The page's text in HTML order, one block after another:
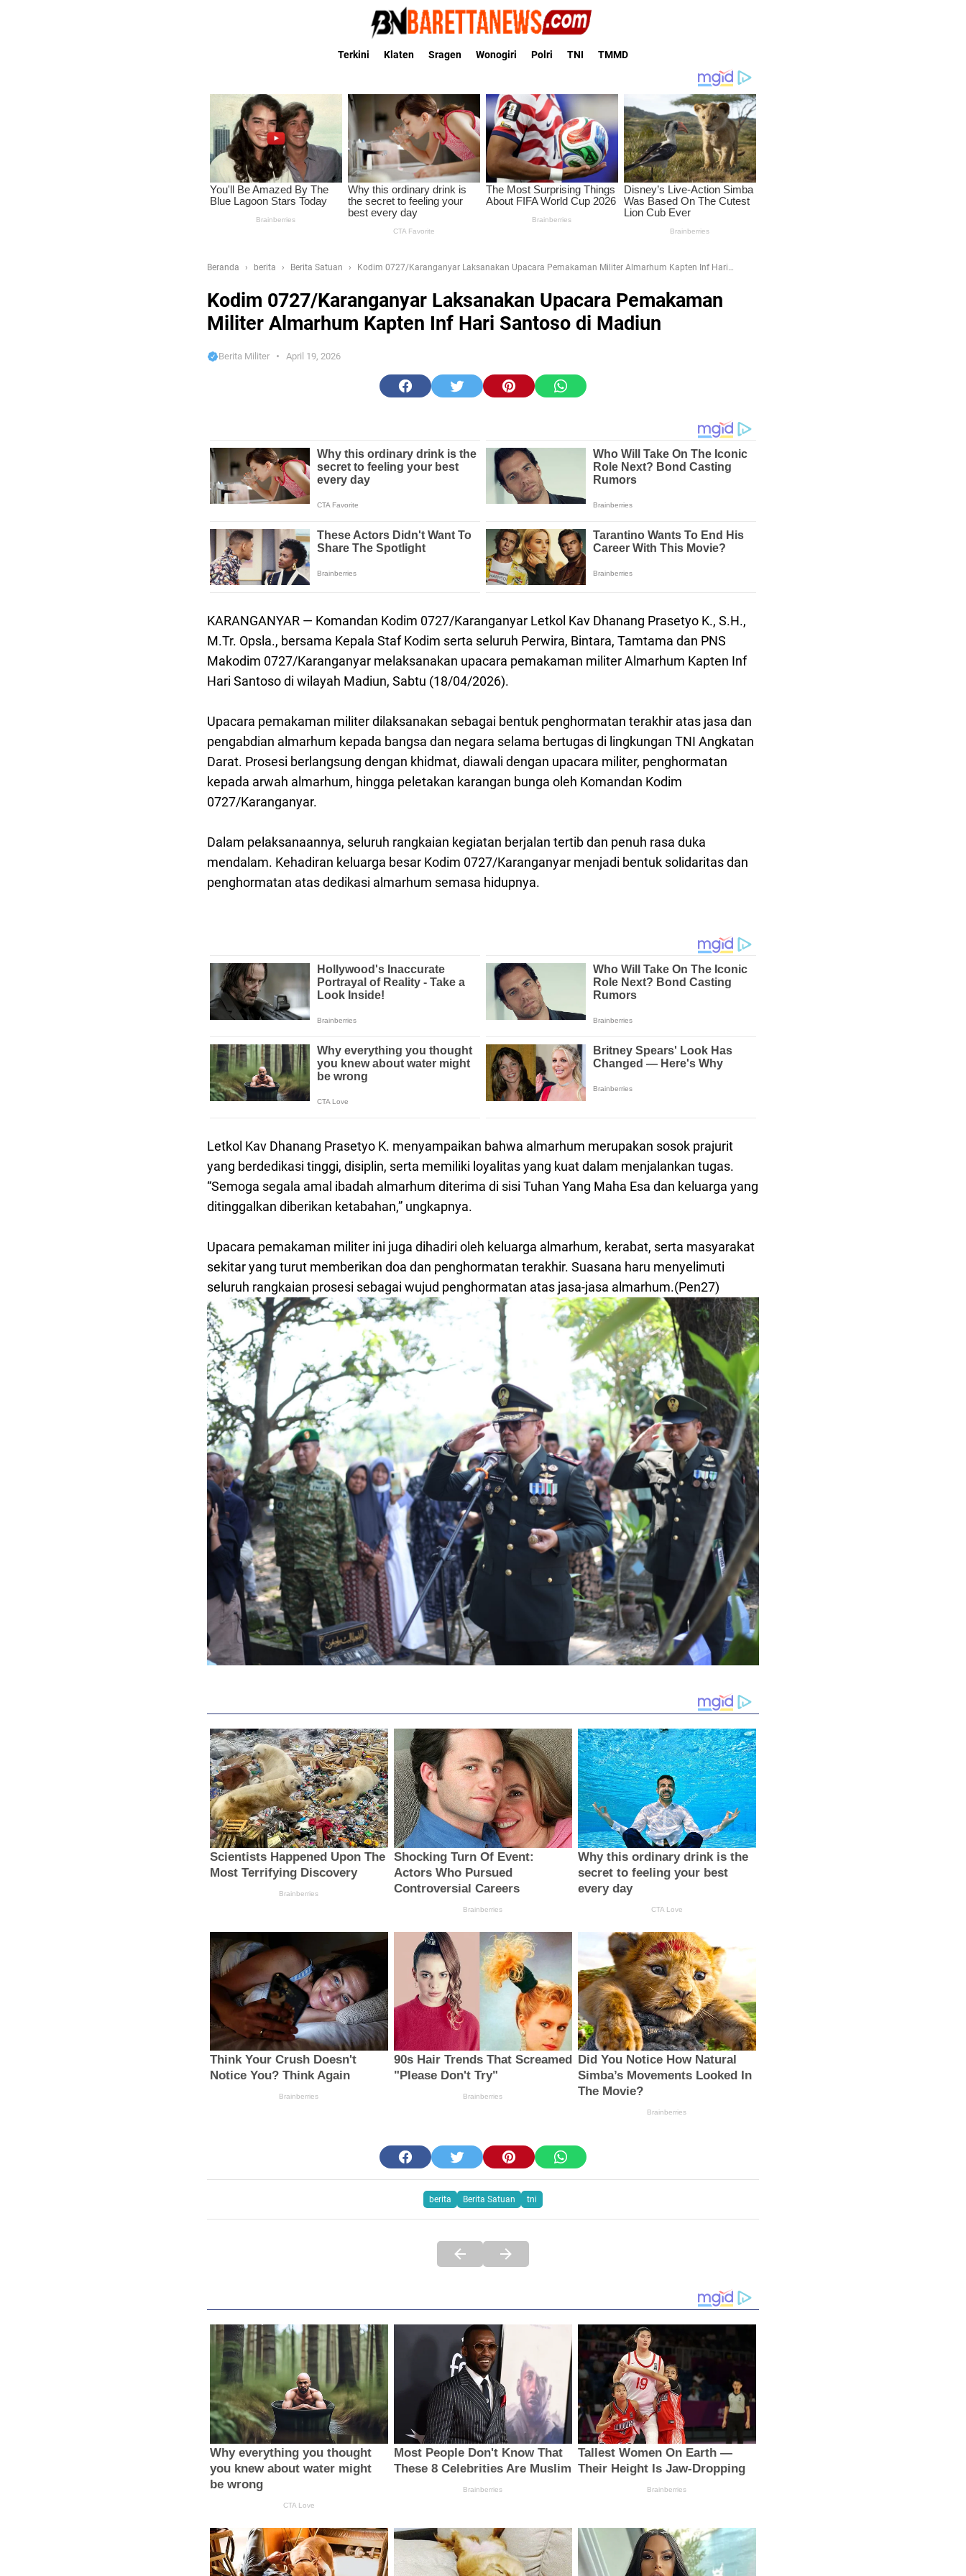
Terkini Klaten Sragen Wonogiri Polri TNI TMMD
Beranda berita Berita Satuan
Kodim 0727/Karanganyar Laksanakan Upacara Pemakaman Militer Almarhum Kapten Inf Hari
Kodim 0727/Karanganyar Laksanakan Upacara Pemakaman
Militer Almarhum Kapten Inf Hari Santoso di Madiun
Berita Militer April 19, 2026
KARANGANYAR — Komandan Kodim 0727/Karanganyar Letkol Kav Dhanang Prasetyo K., S.H.,
M.Tr. Opsla., bersama Kepala Staf Kodim serta seluruh Perwira, Bintara, Tamtama dan PNS
Makodim 0727/Karanganyar melaksanakan upacara pemakaman militer Almarhum Kapten Inf
Hari Santoso di wilayah Madiun, Sabtu (18/04/2026).
Upacara pemakaman militer dilaksanakan sebagai bentuk penghormatan terakhir atas jasa dan
pengabdian almarhum kepada bangsa dan negara selama bertugas di lingkungan TNI Angkatan
Darat. Prosesi berlangsung dengan khidmat, diawali dengan upacara militer, penghormatan
kepada arwah almarhum, hingga peletakan karangan bunga oleh Komandan Kodim
0727/Karanganyar.
Dalam pelaksanaannya, seluruh rangkaian kegiatan berjalan tertib dan penuh rasa duka
mendalam. Kehadiran keluarga besar Kodim 0727/Karanganyar menjadi bentuk solidaritas dan
penghormatan atas dedikasi almarhum semasa hidupnya.
Letkol Kav Dhanang Prasetyo K. menyampaikan bahwa almarhum merupakan sosok prajurit
yang berdedikasi tinggi, disiplin, serta memiliki loyalitas yang kuat dalam menjalankan tugas.
“Semoga segala amal ibadah almarhum diterima di sisi Tuhan Yang Maha Esa dan keluarga yang
ditinggalkan diberikan ketabahan,” ungkapnya.
Upacara pemakaman militer ini juga dihadiri oleh keluarga almarhum, kerabat, serta masyarakat
sekitar yang turut memberikan doa dan penghormatan terakhir. Suasana haru menyelimuti
seluruh rangkaian prosesi sebagai wujud penghormatan atas jasa-jasa almarhum.(Pen27)
berita Berita Satuan tni